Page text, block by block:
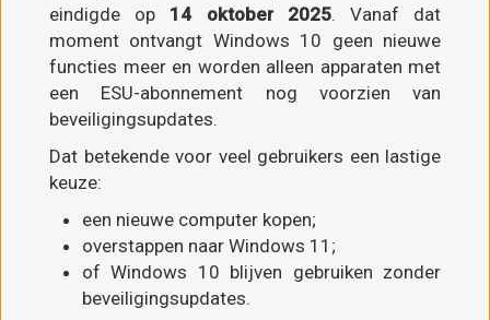
eindigde op 14 oktober 2025. Vanaf dat
moment ontvangt Windows 10 geen nieuwe
functies meer en worden alleen apparaten met
een ESU-abonnement nog voorzien van
beveiligingsupdates.
Dat betekende voor veel gebruikers een lastige
keuze:
een nieuwe computer kopen;
overstappen naar Windows 11;
of Windows 10 blijven gebruiken zonder
beveiligingsupdates.